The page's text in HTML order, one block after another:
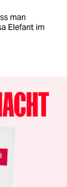
man
Elefant im